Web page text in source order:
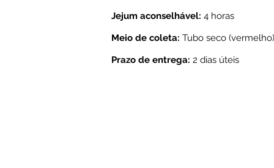
Jejum aconselhável: 4 horas
Meio de coleta: Tubo seco
Prazo de entrega: 2 dias úteis